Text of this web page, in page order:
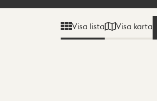
Visa lista Visa karta